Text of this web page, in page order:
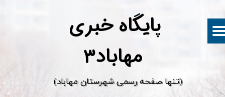
پایگاه خبری
​(تنها صفحه رسمی شهرستان مهاباد)